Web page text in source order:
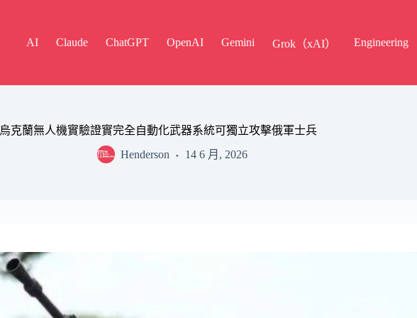
AI
Claude ChatGPT OpenAI Gemini Grok（xAI） Engineering
烏克蘭無人機實驗證實完全自動化武器系統可獨立攻擊俄軍士兵
Henderson
14 6 月, 2026